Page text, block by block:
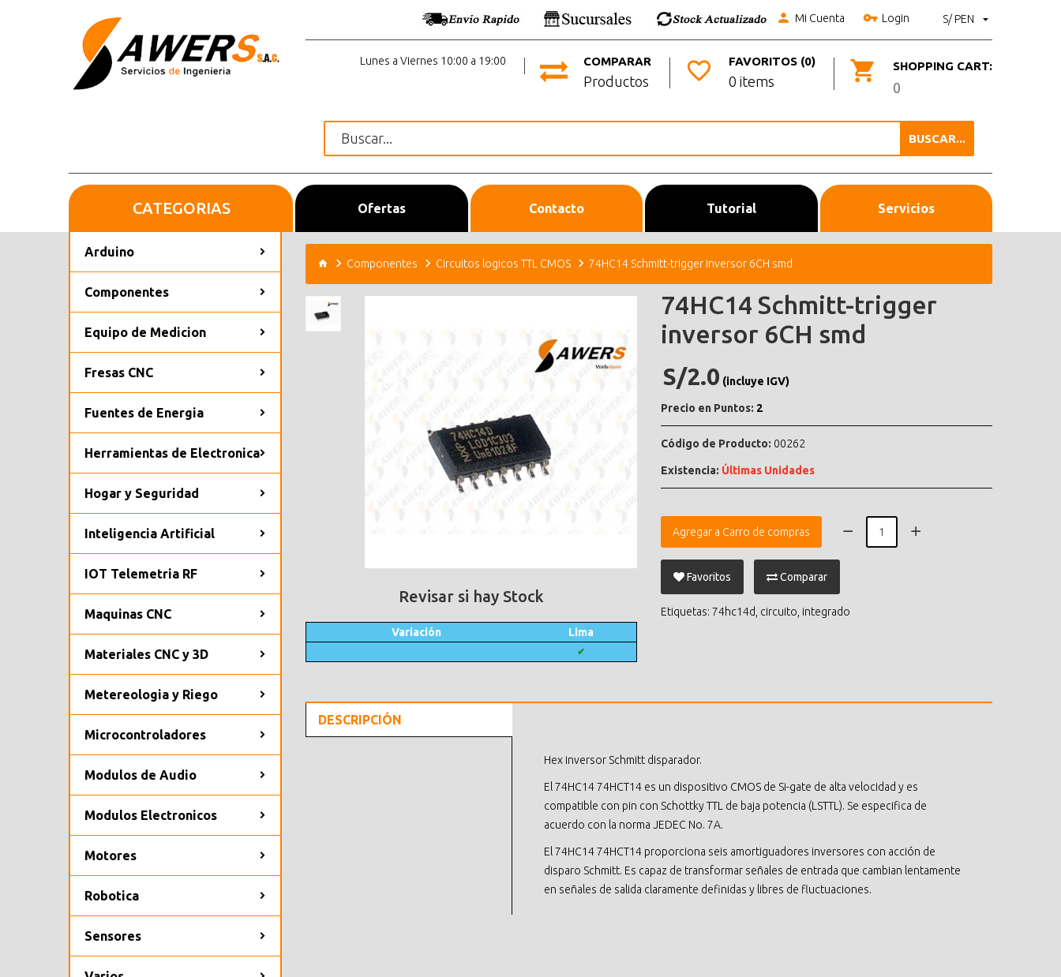
S/ PEN
Mi Cuenta Login
SHOPPING CART:
0
FAVORITOS (0)
0 items
COMPARAR
Productos
Lunes a Viernes 10:00 a 19:00
BUSCAR...
Inicio Ofertas Contacto Tutorial Servicios
CATEGORIAS
Arduino
Componentes
Equipo de Medicion
Fresas CNC
Fuentes de Energia
Herramientas de Electronica
Hogar y Seguridad
Inteligencia Artificial
IOT Telemetria RF
Maquinas CNC
Materiales CNC y 3D
Metereologia y Riego
Microcontroladores
Modulos de Audio
Modulos Electronicos
Motores
Robotica
Sensores
Componentes Circuitos logicos TTL CMOS 74HC14 Schmitt-trigger inversor 6CH smd
Revisar si hay Stock
Variación Lima
✔
74HC14 Schmitt-trigger
inversor 6CH smd
S/2.0 (incluye IGV)
Precio en Puntos: 2
Código de Producto: 00262
Existencia: Últimas Unidades
Agregar a Carro de compras
Favoritos Comparar
Etiquetas: 74hc14d circuito integrado
DESCRIPCIÓN
Hex inversor Schmitt disparador.
El 74HC14 74HCT14 es un dispositivo CMOS de Si-gate de alta velocidad y es
compatible con pin con Schottky TTL de baja potencia (LSTTL). Se especifica de
acuerdo con la norma JEDEC No. 7A.
El 74HC14 74HCT14 proporciona seis amortiguadores inversores con acción de
disparo Schmitt. Es capaz de transformar señales de entrada que cambian lentamente
en señales de salida claramente definidas y libres de fluctuaciones.